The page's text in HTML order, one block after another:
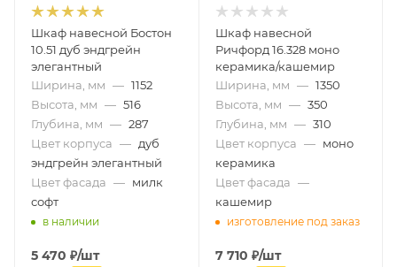
Шкаф навесной Бостон
10.51 дуб эндгрейн
элегантный
Ширина, мм — 1152
Высота, мм — 516
Глубина, мм — 287
Цвет корпуса — дуб
эндгрейн элегантный
Цвет фасада — милк
софт
в наличии
5 470 ₽/шт
Шкаф навесной
Ричфорд 16.328 моно
керамика/кашемир
Ширина, мм — 1350
Высота, мм — 350
Глубина, мм — 310
Цвет корпуса — моно
керамика
Цвет фасада —
кашемир
изготовление под заказ
7 710 ₽/шт